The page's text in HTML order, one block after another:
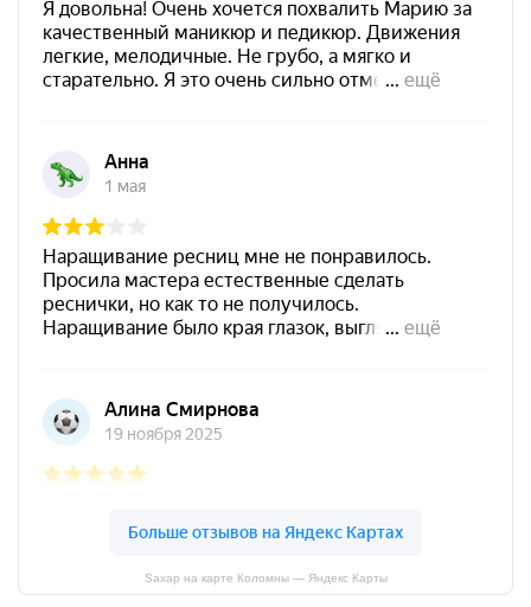
Sахар на карте Коломны — Яндекс Карты